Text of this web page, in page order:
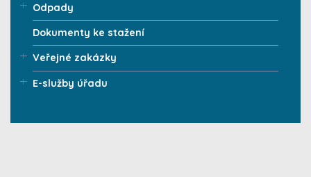
Odpady
Dokumenty ke stažení
Veřejné zakázky
E-služby úřadu